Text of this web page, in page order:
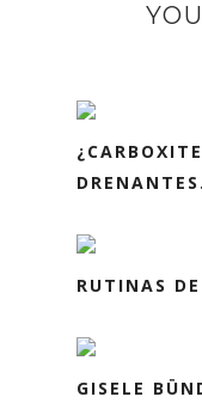
RUTINAS
GISELE